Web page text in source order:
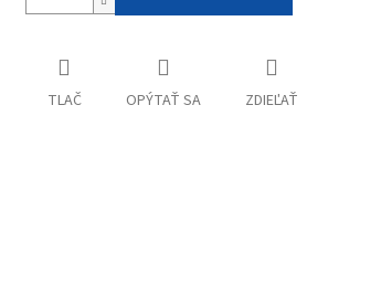
TLAČ OPÝTAŤ SA ZDIEĽAŤ